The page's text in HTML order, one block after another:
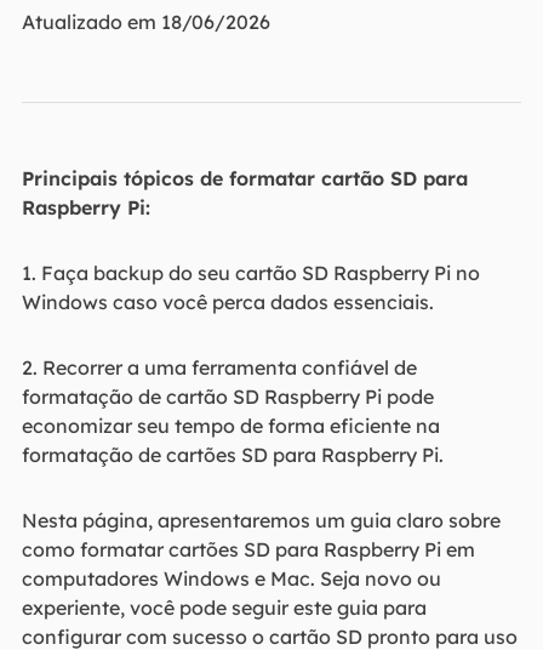
Atualizado em 18/06/2026
Principais tópicos de formatar cartão SD para
Raspberry Pi:
1. Faça backup do seu cartão SD Raspberry Pi no
Windows caso você perca dados essenciais.
2. Recorrer a uma ferramenta confiável de
formatação de cartão SD Raspberry Pi pode
economizar seu tempo de forma eficiente na
formatação de cartões SD para Raspberry Pi.
Nesta página, apresentaremos um guia claro sobre
como formatar cartões SD para Raspberry Pi em
computadores Windows e Mac. Seja novo ou
experiente, você pode seguir este guia para
configurar com sucesso o cartão SD pronto para uso